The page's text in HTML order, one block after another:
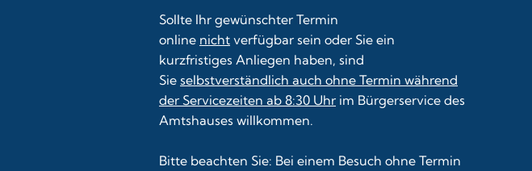
Sollte Ihr gewünschter Termin
online nicht verfügbar sein oder Sie ein
kurzfristiges Anliegen haben, sind
Sie selbstverständlich auch ohne Termin während
der Servicezeiten ab 8:30 Uhr im Bürgerservice des
Amtshauses willkommen.
Bitte beachten Sie: Bei einem Besuch ohne Termin